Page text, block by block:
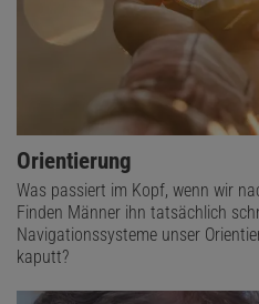
Orientierung
Was passiert im Kopf, wenn wir
Finden Männer ihn tatsächlich
Navigationssysteme unser
kaputt?